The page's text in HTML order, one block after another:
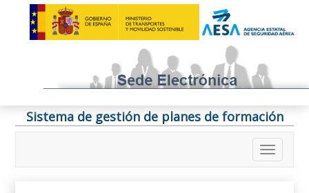
Sistema de gestión de planes de formación